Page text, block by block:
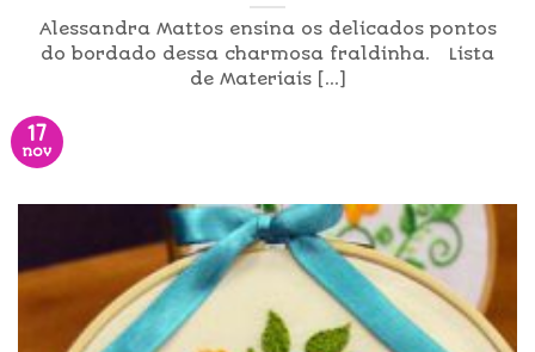
Alessandra Mattos ensina os delicados pontos
do bordado dessa charmosa fraldinha. Lista
de Materiais [...]
17
nov